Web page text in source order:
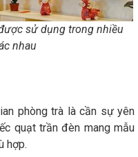
sử dụng trong nhiều
nhau
phòng trà là cần sự yên
quạt trần đèn mang mẫu
hợp.